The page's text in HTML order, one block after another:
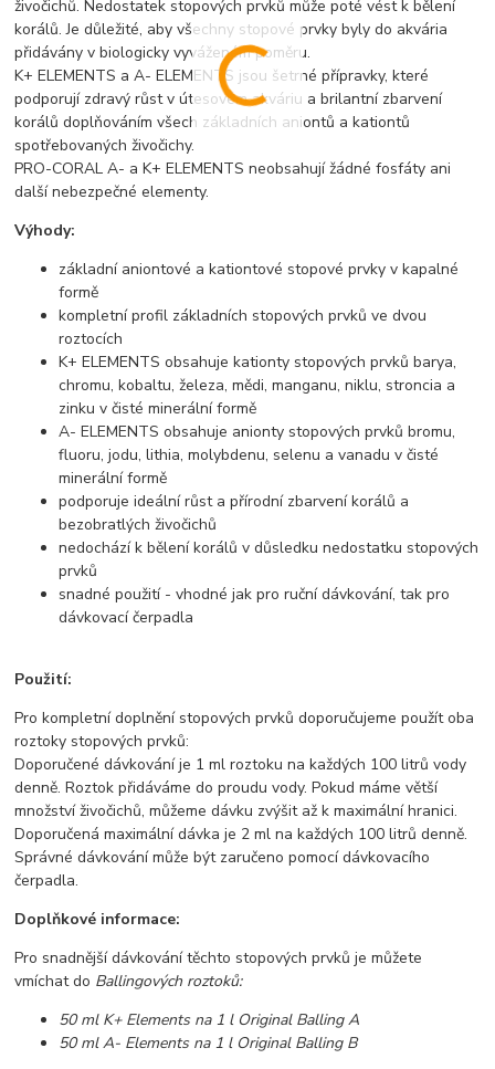
živočichů. Nedostatek stopových prvků může poté vést k bělení
korálů. Je důležité, aby všechny stopové prvky byly do akvária
přidávány v biologicky vyváženém poměru.
K+ ELEMENTS a A- ELEMENTS jsou šetrné přípravky, které
podporují zdravý růst v útesovém akváriu a brilantní zbarvení
korálů doplňováním všech základních aniontů a kationtů
spotřebovaných živočichy.
PRO-CORAL A- a K+ ELEMENTS neobsahují žádné fosfáty ani
další nebezpečné elementy.
Výhody:
základní aniontové a kationtové stopové prvky v kapalné
formě
kompletní profil základních stopových prvků ve dvou
roztocích
K+ ELEMENTS obsahuje kationty stopových prvků barya,
chromu, kobaltu, železa, mědi, manganu, niklu, stroncia a
zinku v čisté minerální formě
A- ELEMENTS obsahuje anionty stopových prvků bromu,
fluoru, jodu, lithia, molybdenu, selenu a vanadu v čisté
minerální formě
podporuje ideální růst a přírodní zbarvení korálů a
bezobratlých živočichů
nedochází k bělení korálů v důsledku nedostatku stopových
prvků
snadné použití - vhodné jak pro ruční dávkování, tak pro
dávkovací čerpadla
Použití:
Pro kompletní doplnění stopových prvků doporučujeme použít oba
roztoky stopových prvků:
Doporučené dávkování je 1 ml roztoku na každých 100 litrů vody
denně. Roztok přidáváme do proudu vody. Pokud máme větší
množství živočichů, můžeme dávku zvýšit až k maximální hranici.
Doporučená maximální dávka je 2 ml na každých 100 litrů denně.
Správné dávkování může být zaručeno pomocí dávkovacího
čerpadla.
Doplňkové informace:
Pro snadnější dávkování těchto stopových prvků je můžete
vmíchat do Ballingových roztoků:
50 ml K+ Elements na 1 l Original Balling A
50 ml A- Elements na 1 l Original Balling B